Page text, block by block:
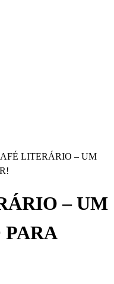
LITERÁRIO – UM
– UM